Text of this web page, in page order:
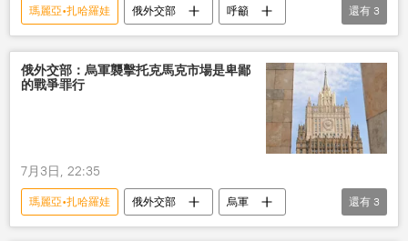
瑪麗亞•扎哈羅娃 俄外交部
呼籲
國際
烏軍 襲擊
還有 3
俄外交部：烏軍襲擊托克馬克市場是卑鄙
的戰爭罪行
7月3日, 22:35
瑪麗亞•扎哈羅娃 俄外交部
烏軍
襲擊
市場 戰爭罪行
還有 3